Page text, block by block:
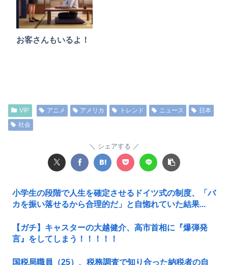
お客さんもいるよ！
VIP アニメ アメリカ トレンド ニュース
日本
社会
シェアする
小学生の段階で人生を確定させるドイツ式の制度、「バ
カを振い落せるから合理的だ」と自惚れていた結果...
【ガチ】キャスターの大越健介、高市首相に『爆弾発
言』をしてしまう！！！！！
国税局職員（25）、税務調査で知り合った納税者の自